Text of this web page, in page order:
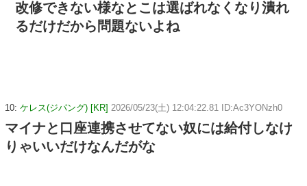
改修できない様なとこは選ばれなくなり潰れ
るだけだから問題ないよね
10: ケレス(ジパング) [KR] 2026/05/23(土) 12:04:22.81 ID:Ac3YONzh0
マイナと口座連携させてない奴には給付しなけ
りゃいいだけなんだがな